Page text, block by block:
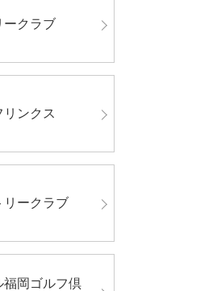
ークラブ
リンクス
リークラブ
福岡ゴルフ倶